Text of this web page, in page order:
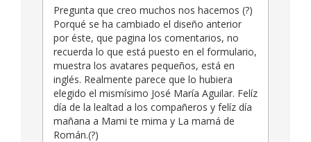
Pregunta que creo muchos nos hacemos (?)
Porqué se ha cambiado el diseño anterior
por éste, que pagina los comentarios, no
recuerda lo que está puesto en el formulario,
muestra los avatares pequeños, está en
inglés. Realmente parece que lo hubiera
elegido el mismísimo José María Aguilar. Felíz
día de la lealtad a los compañeros y felíz día
mañana a Mami te mima y La mamá de
Román.(?)